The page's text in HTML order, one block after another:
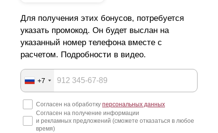
Для получения этих бонусов, потребуется
указать промокод. Он будет выслан на
указанный номер телефона вместе с
расчетом. Подробности в видео.
+7
Согласен на обработку персональных данных
Согласен на получение информации
и рекламных предложений (сможете отказаться в любое
время)